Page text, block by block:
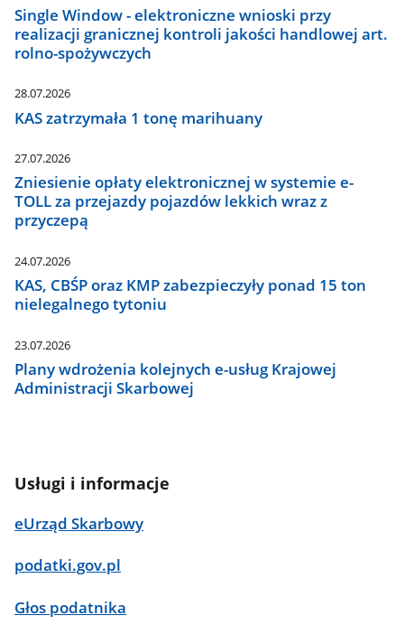
Single Window - elektroniczne wnioski przy
realizacji granicznej kontroli jakości handlowej art.
rolno-spożywczych
28.07.2026
KAS zatrzymała 1 tonę marihuany
27.07.2026
Zniesienie opłaty elektronicznej w systemie e-
TOLL za przejazdy pojazdów lekkich wraz z
przyczepą
24.07.2026
KAS, CBŚP oraz KMP zabezpieczyły ponad 15 ton
nielegalnego tytoniu
23.07.2026
Plany wdrożenia kolejnych e-usług Krajowej
Administracji Skarbowej
Usługi i informacje
eUrząd Skarbowy
podatki.gov.pl
Głos podatnika